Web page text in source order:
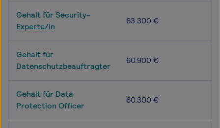
Gehalt für Security-
Experte/in
63.300 €
Gehalt für
Datenschutzbeauftragter
60.900 €
Gehalt für Data
Protection Officer
60.300 €